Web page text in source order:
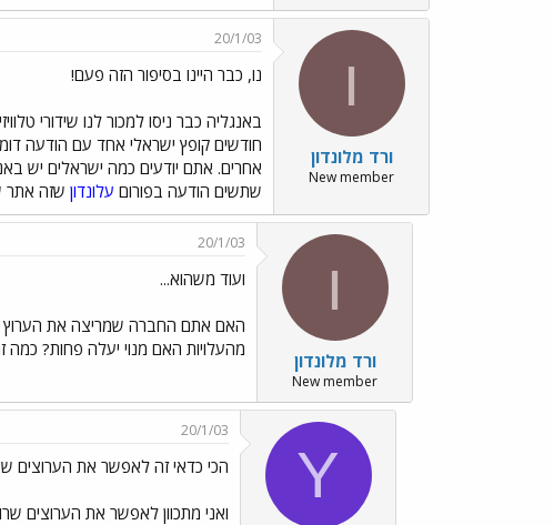
ו
ורד מלונדון
New member
20/1/03
נו, כבר היינו בסיפור הזה פעם!
באנגליה כבר ניסו למכור לנו שידורי
חודשים קופץ ישראלי אחד עם הודעה
שתשים הודעה בפורום עלונדון שזה אתר
ו
ורד מלונדון
New member
20/1/03
ועוד משהוא...
האם אתם החברה שמריצה את הערוץ
מהעלויות האם מנוי יעלה פחות? כמה
Y
20/1/03
הכי כדאי זה לאפשר את הערוצים
ואני מתכוון לאפשר את הערוצים